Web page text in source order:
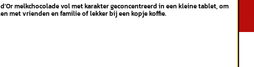
melkchocolade vol met karakter geconcentreerd in een kleine tablet, om
met vrienden en familie of lekker bij een kopje koffie.